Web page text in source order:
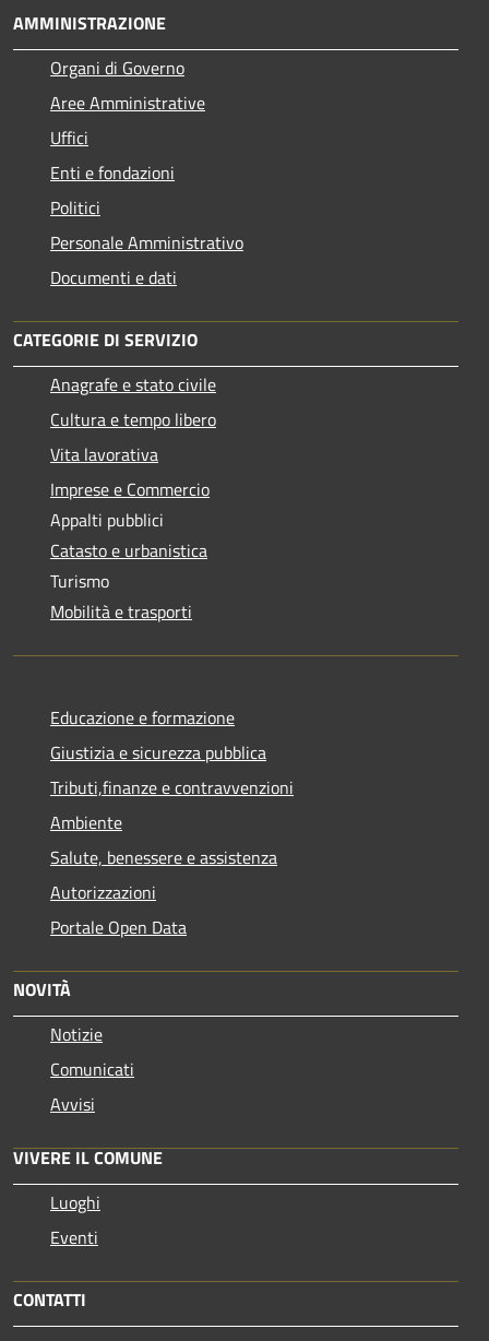
AMMINISTRAZIONE
Organi di Governo
Aree Amministrative
Uffici
Enti e fondazioni
Politici
Personale Amministrativo
Documenti e dati
CATEGORIE DI SERVIZIO
Anagrafe e stato civile
Cultura e tempo libero
Vita lavorativa
Imprese e Commercio
Appalti pubblici
Catasto e urbanistica
Turismo
Mobilità e trasporti
Educazione e formazione
Giustizia e sicurezza pubblica
Tributi,finanze e contravvenzioni
Ambiente
Salute, benessere e assistenza
Autorizzazioni
Portale Open Data
NOVITÀ
Notizie
Comunicati
Avvisi
VIVERE IL COMUNE
Luoghi
Eventi
CONTATTI